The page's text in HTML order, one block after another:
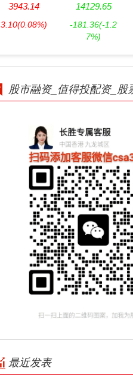
3943.14
3.10(0.08%)
14129.65
-181.36(-1.2
7%)
股市融资_值得投配资_股
最近发表